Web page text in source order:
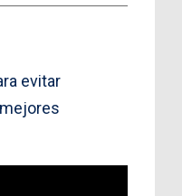
evitar